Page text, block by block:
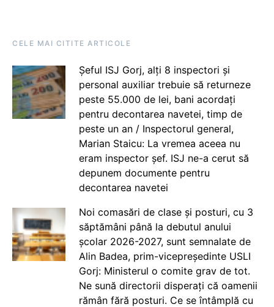
CELE MAI CITITE ARTICOLE
Șeful ISJ Gorj, alți 8 inspectori și
personal auxiliar trebuie să returneze
peste 55.000 de lei, bani acordați
pentru decontarea navetei, timp de
peste un an / Inspectorul general,
Marian Staicu: La vremea aceea nu
eram inspector șef. ISJ ne-a cerut să
depunem documente pentru
decontarea navetei
Noi comasări de clase și posturi, cu 3
săptămâni până la debutul anului
școlar 2026-2027, sunt semnalate de
Alin Badea, prim-vicepreședinte USLI
Gorj: Ministerul o comite grav de tot.
Ne sună directorii disperați că oamenii
rămân fără posturi. Ce se întâmplă cu